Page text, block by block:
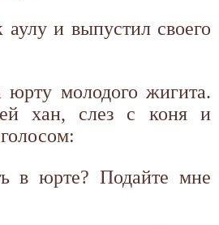
и выпустил своего
юрту молодого жигита.
хан, слез с коня и
в юрте? Подайте мне